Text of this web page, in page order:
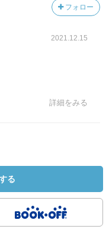
フォロー
2021.12.15
詳細をみる
る